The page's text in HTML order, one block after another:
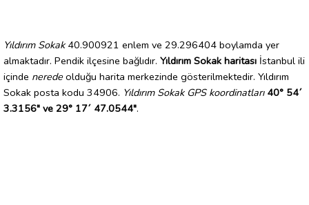
Yıldırım Sokak40.900921 enlem ve 29.296404 boylamda yer
almaktadır. Pendik ilçesine bağlıdır. Yıldırım Sokak haritası İstanbul ili
içinde nerede olduğu harita merkezinde gösterilmektedir. Yıldırım
Sokak posta kodu 34906. Yıldırım Sokak GPS koordinatları 40° 54´
3.3156" ve 29° 17´ 47.0544".